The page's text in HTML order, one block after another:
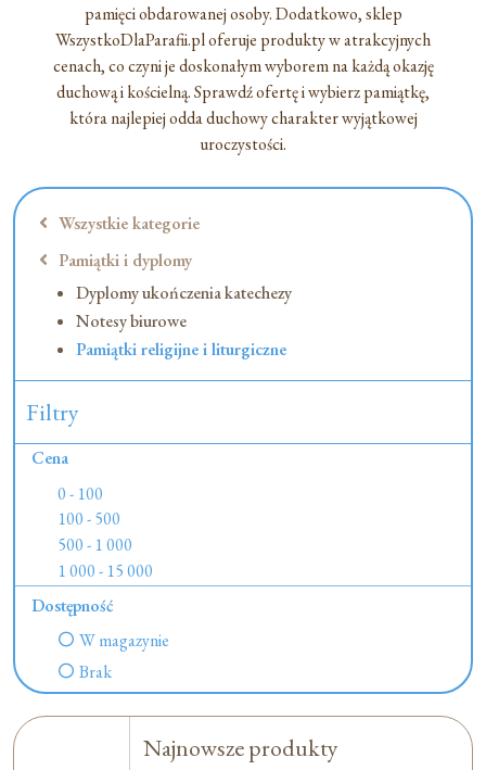
Wszystkie kategorie
Pamiątki i dyplomy
Dyplomy ukończenia katechezy
Notesy biurowe
Pamiątki religijne i liturgiczne
Filtry
Cena
0 - 100
100 - 500
500 - 1 000
1 000 - 15 000
Dostępność
W magazynie
Brak
Najnowsze produkty
pamięci obdarowanej osoby. Dodatkowo, sklep
WszystkoDlaParafii.pl oferuje produkty w atrakcyjnych
cenach, co czyni je doskonałym wyborem na każdą okazję
duchową i kościelną. Sprawdź ofertę i wybierz pamiątkę,
która najlepiej odda duchowy charakter wyjątkowej
uroczystości.